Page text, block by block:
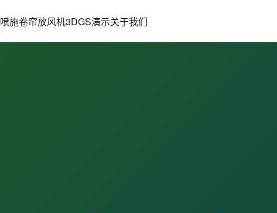
喷施卷帘放风机3DGS演示关于我们